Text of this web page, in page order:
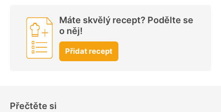
Máte skvělý recept? Podělte se
o něj!
Přidat recept
Přečtěte si